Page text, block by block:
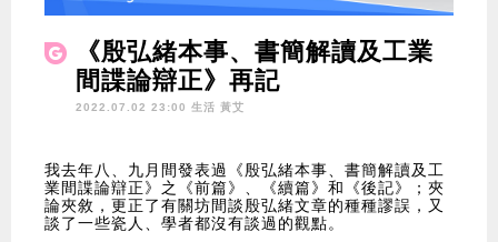
《殷弘緒本事、書簡解讀及工業
間諜論辯正》再記
2022.07.02 23:00 生活 黃艾
我去年八、九月間發表過《殷弘緒本事、書簡解讀及工
業間諜論辯正》之《前篇》、《續篇》和《後記》；夾
論夾敘，更正了有關坊間談殷弘緒文章的種種謬誤，又
談了一些瓷人、學者都沒有談過的觀點。